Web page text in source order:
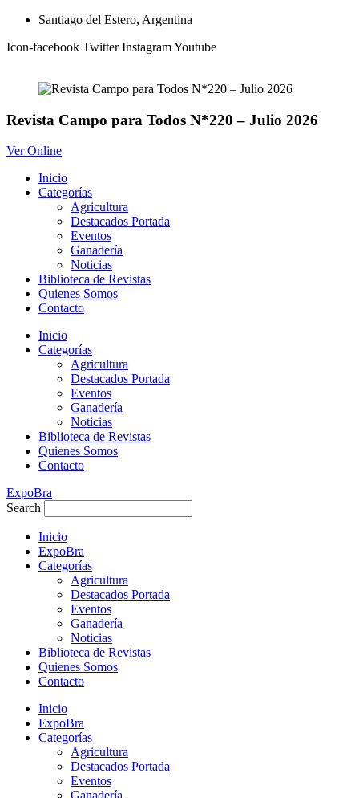
contenido
Santiago del Estero, Argentina
Icon-facebook Twitter InstagramYoutube
Revista Campo para Todos N*220 – Julio 2026
Ver Online
Inicio
Categorías
Agricultura
Destacados Portada
Eventos
Ganadería
Noticias
Biblioteca de Revistas
Quienes Somos
Contacto
Inicio
Categorías
Agricultura
Destacados Portada
Eventos
Ganadería
Noticias
Biblioteca de Revistas
Quienes Somos
Contacto
ExpoBra
Search
Inicio
ExpoBra
Categorías
Agricultura
Destacados Portada
Eventos
Ganadería
Noticias
Biblioteca de Revistas
Quienes Somos
Contacto
Inicio
ExpoBra
Categorías
Agricultura
Destacados Portada
Eventos